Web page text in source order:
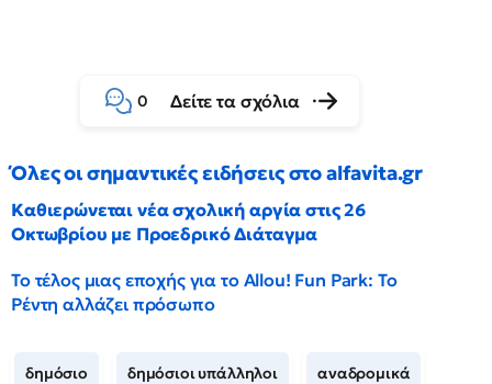
0 Δείτε τα σχόλια
Όλες οι σημαντικές ειδήσεις στο alfavita.gr
Καθιερώνεται νέα σχολική αργία στις 26
Οκτωβρίου με Προεδρικό Διάταγμα
Το τέλος μιας εποχής για το Allou! Fun Park: Το
Ρέντη αλλάζει πρόσωπο
δημόσιο δημόσιοι υπάλληλοι αναδρομικά